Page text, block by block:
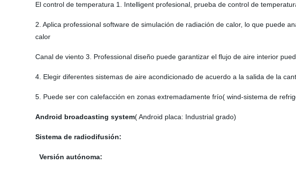
El control de temperatura 1. Intelligent profesional, prueba de control de
2. Aplica professional software de simulación de radiación de calor, lo que puede
calor
Canal de viento 3. Professional diseño puede garantizar el flujo de aire interior
4. Elegir diferentes sistemas de aire acondicionado de acuerdo a la salida de la
5. Puede ser con calefacción en zonas extremadamente frío( wind-sistema de
Android broadcasting system( Android placa: Industrial grado)
Sistema de radiodifusión:
Versión autónoma: